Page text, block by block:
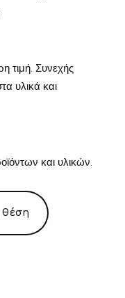
τιμή. Συνεχής
υλικά και
και υλικών.
θέση